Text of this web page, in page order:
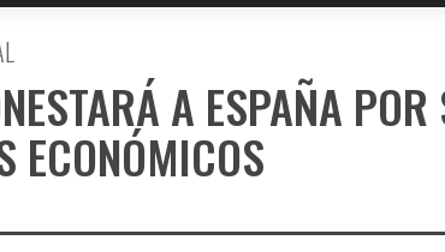
A ESPAÑA POR
ECONÓMICOS